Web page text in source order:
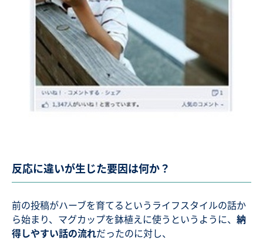
反応に違いが生じた要因は何か？
前の投稿がハーブを育てるというライフスタイルの話か
ら始まり、マグカップを鉢植えに使うというように、 納
得しやすい話の流れだったのに対し、